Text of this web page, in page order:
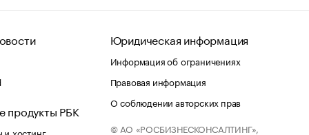
продукты РБК
хостинг
Юридическая информация
Информация об ограничениях
Правовая информация
О соблюдении авторских прав
© АО «РОСБИЗНЕСКОНСАЛТИНГ»,